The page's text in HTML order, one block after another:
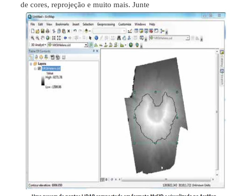
de cores, reprojeção e muito mais. Junte